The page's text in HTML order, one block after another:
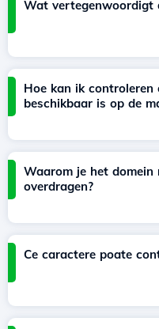
Wat vertegenwoordigt
Hoe kan ik controleren
beschikbaar is op de
Waarom je het
overdragen?
Ce caractere poate